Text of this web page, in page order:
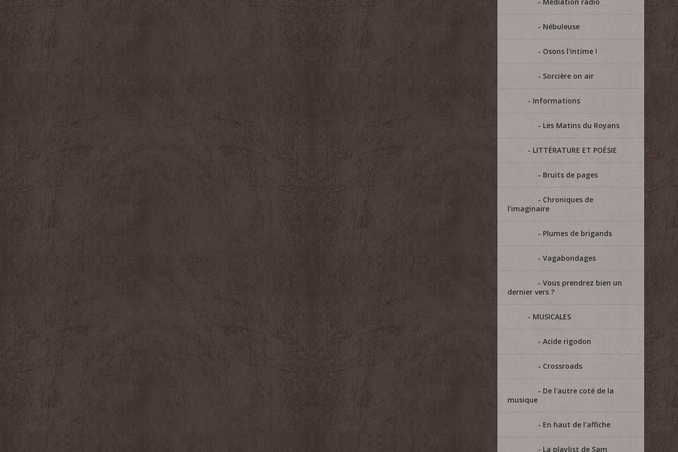
Nébuleuse
Osons l'intime !
Sorcière on air
Informations
Les Matins du Royans
LITTÉRATURE ET POÉSIE
Bruits de pages
Chroniques de
l'imaginaire
Plumes de brigands
Vagabondages
Vous prendrez bien un
dernier vers ?
MUSICALES
Acide rigodon
Crossroads
De l'autre coté de la
musique
En haut de l'affiche
La playlist de Sam